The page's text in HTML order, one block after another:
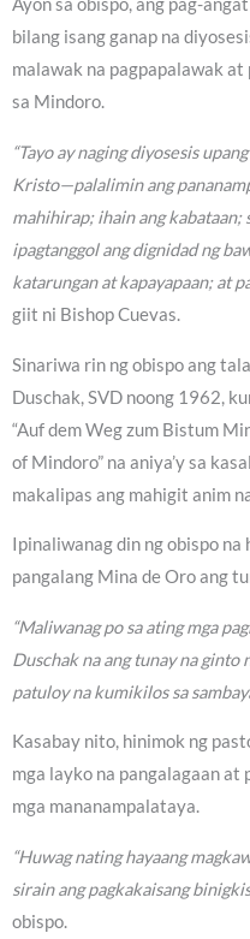
Ayon sa obispo, ang pag-
bilang isang ganap na
malawak na pagpapalawak
sa Mindoro.
“Tayo ay naging diyosesis
Kristo—palalimin ang
mahihirap; ihain ang kabataan;
ipagtanggol ang dignidad ng
katarungan at kapayapaan; at
giit ni Bishop Cuevas.
Sinariwa rin ng obispo ang
Duschak, SVD noong 1962,
“Auf dem Weg zum Bistum
of Mindoro” na aniya’y sa
makalipas ang mahigit anim
Ipinaliwanag din ng obispo na
pangalang Mina de Oro ang
“Maliwanag po sa ating mga
Duschak na ang tunay na ginto
patuloy na kumikilos sa
Kasabay nito, hinimok ng
mga layko na pangalagaan
mga mananampalataya.
“Huwag nating hayaang
sirain ang pagkakaisang
obispo.